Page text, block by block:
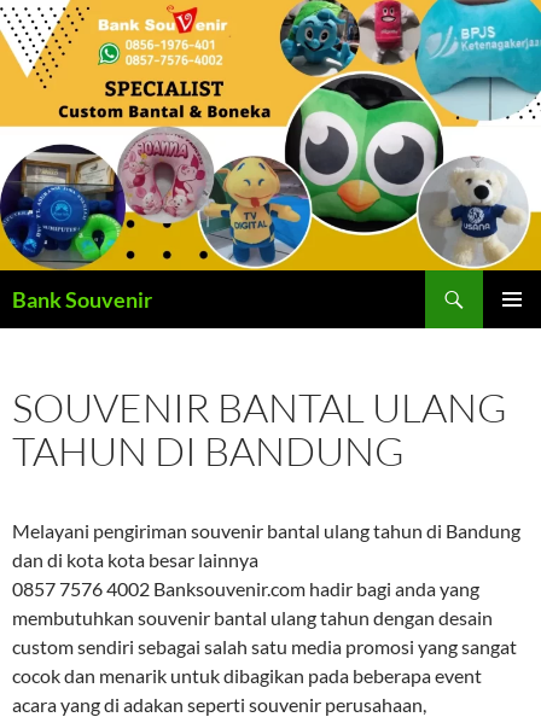
Langsung
ke
Bank Souvenir
SOUVENIR BANTAL ULANG
TAHUN DI BANDUNG
Melayani pengiriman souvenir bantal ulang tahun di Bandung
dan di kota kota besar lainnya
0857 7576 4002 Banksouvenir.com hadir bagi anda yang
membutuhkan souvenir bantal ulang tahun dengan desain
custom sendiri sebagai salah satu media promosi yang sangat
cocok dan menarik untuk dibagikan pada beberapa event
acara yang di adakan seperti souvenir perusahaan,